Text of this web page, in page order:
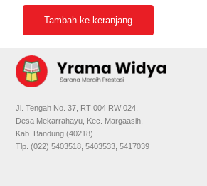
Tambah ke keranjang
Jl. Tengah No. 37, RT 004 RW 024,
Desa Mekarrahayu, Kec. Margaasih,
Kab. Bandung (40218)
Tlp. (022) 5403518, 5403533, 5417039